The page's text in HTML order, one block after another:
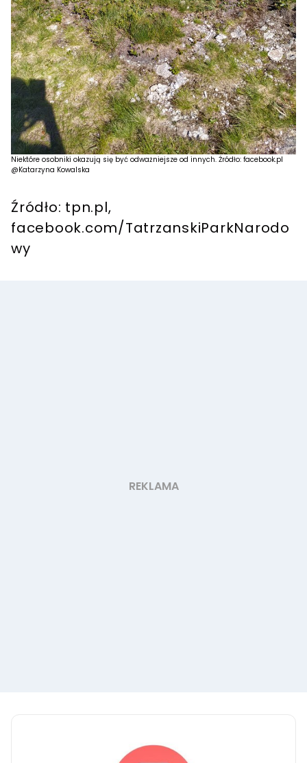
Niektóre osobniki okazują się być odważniejsze od innych. Źródło: facebook.pl
@Katarzyna Kowalska
Źródło: tpn.pl,
facebook.com/TatrzanskiParkNarodo
wy